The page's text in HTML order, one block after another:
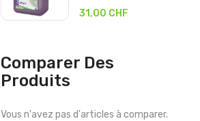
31,00 CHF
Comparer Des
Produits
Vous n'avez pas d'articles à comparer.